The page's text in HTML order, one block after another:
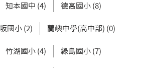
知本國中 (4) 德高國小 (8)
國小 (2) 蘭嶼中學(高中部) (0)
竹湖國小 (4) 綠島國小 (7)